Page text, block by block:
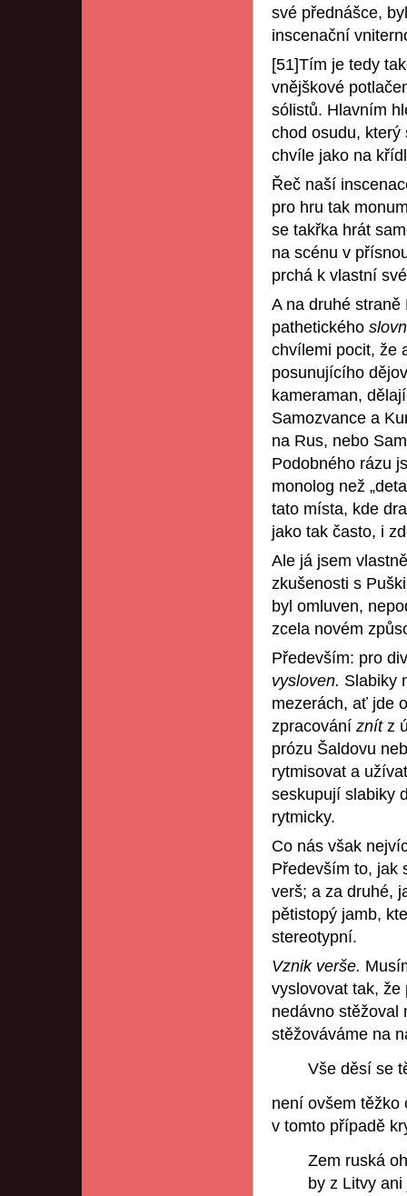
své přednášce,
inscenační
[51]Tím je tedy
vnějškové
sólistů. Hlavním
chod osudu, který
chvíle jako na
Řeč naší
pro hru tak
se takřka hrát
na scénu v
prchá k vlastní
A na druhé
pathetického
chvílemi pocit, že
posunujícího
kameraman,
Samozvance a
na Rus, nebo
Podobného rázu
monolog než
tato místa, kde
jako tak často, i
Ale já jsem
zkušenosti s
byl omluven,
zcela novém
Především: pro
vysloven. Slabiky
mezerách, ať jde
zpracování znítz
prózu Šaldovu
rytmisovat a
seskupují slabiky
rytmicky.
Co nás však
Především to, jak
verš; a za druhé,
pětistopý jamb,
stereotypní.
Vznik verše.
vyslovovat tak, že
nedávno stěžoval
stěžováváme na
Vše děsí se
není ovšem těžko
v tomto případě
Zem ruská
by z Litvy